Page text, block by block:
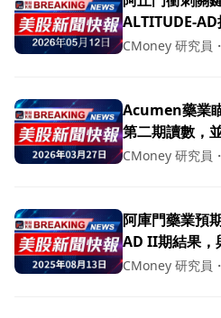
ALTITUDE-
權利、現金僅
CMoney 研究員 ・
Acumen藥業
第二期讀數，
EBD計劃！
CMoney 研究員 ・
阿庫門藥業預
AD II期結果，
海默症療法
CMoney 研究員 ・